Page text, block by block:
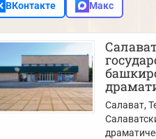
ВКонтакте Макс
Салават,